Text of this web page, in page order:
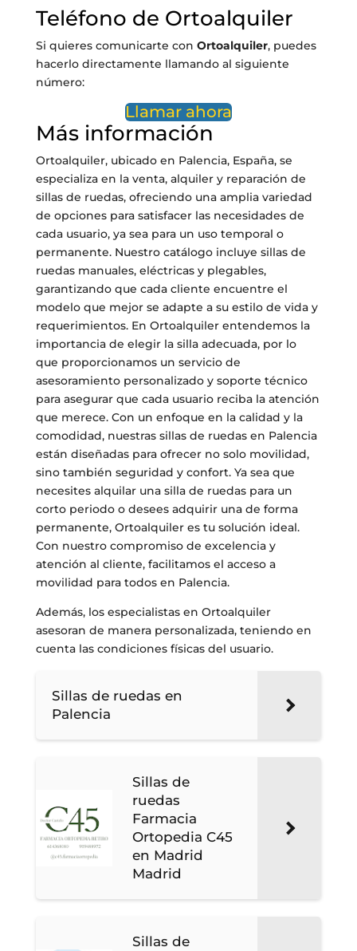
Teléfono de Ortoalquiler
Si quieres comunicarte con Ortoalquiler, puedes
hacerlo directamente llamando al siguiente
número:
Llamar ahora
Más información
Ortoalquiler, ubicado en Palencia, España, se
especializa en la venta, alquiler y reparación de
sillas de ruedas, ofreciendo una amplia variedad
de opciones para satisfacer las necesidades de
cada usuario, ya sea para un uso temporal o
permanente. Nuestro catálogo incluye sillas de
ruedas manuales, eléctricas y plegables,
garantizando que cada cliente encuentre el
modelo que mejor se adapte a su estilo de vida y
requerimientos. En Ortoalquiler entendemos la
importancia de elegir la silla adecuada, por lo
que proporcionamos un servicio de
asesoramiento personalizado y soporte técnico
para asegurar que cada usuario reciba la atención
que merece. Con un enfoque en la calidad y la
comodidad, nuestras sillas de ruedas en Palencia
están diseñadas para ofrecer no solo movilidad,
sino también seguridad y confort. Ya sea que
necesites alquilar una silla de ruedas para un
corto periodo o desees adquirir una de forma
permanente, Ortoalquiler es tu solución ideal.
Con nuestro compromiso de excelencia y
atención al cliente, facilitamos el acceso a
movilidad para todos en Palencia.
Además, los especialistas en Ortoalquiler
asesoran de manera personalizada, teniendo en
cuenta las condiciones físicas del usuario.
Sillas de ruedas en
Palencia
Sillas de
ruedas
Farmacia
Ortopedia C45
en Madrid
Madrid
Sillas de